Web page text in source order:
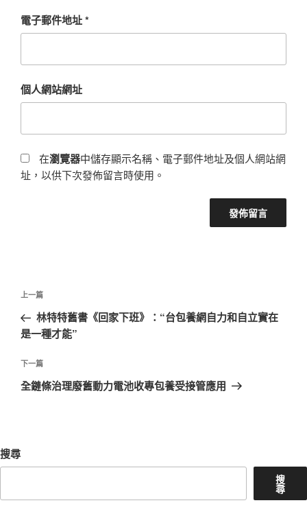
電子郵件地址*
個人網站網址
在瀏覽器中儲存顯示名稱、電子郵件地址及個人網站網
址，以供下次發佈留言時使用。
文
導
覽
上
一
篇
章
上一篇
林特特舊書《回家下班》：“台包養網自力和自立實在
是一種才能”
下
一
下一篇
全鏈條治理廢舊動力電池收專包養受接管應用
搜尋
搜
尋